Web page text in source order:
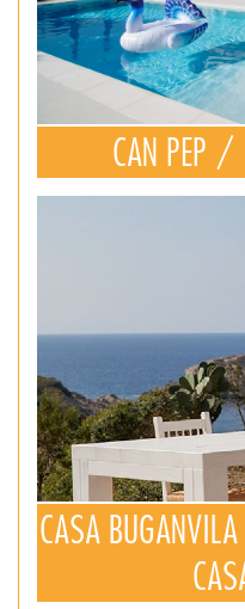
CAN PEP /
CASA